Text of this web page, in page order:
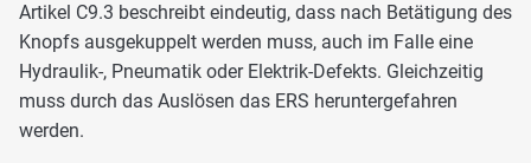
Artikel C9.3 beschreibt eindeutig, dass nach Betätigung des
Knopfs ausgekuppelt werden muss, auch im Falle eine
Hydraulik-, Pneumatik oder Elektrik-Defekts. Gleichzeitig
muss durch das Auslösen das ERS heruntergefahren
werden.